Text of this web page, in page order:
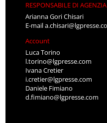
RESPONSABILE DI AGENZIA
Arianna Gori Chisari
E-mail
Account
Luca Torino
l.torino@lgpresse.com
Ivana Cretier
i.cretier@lgpresse.com
Daniele Fimiano
d.fimiano@lgpresse.com